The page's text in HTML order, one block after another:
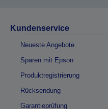
Kundenservice
Neueste Angebote
Sparen mit Epson
Produktregistrierung
Rücksendung
Garantieprüfung